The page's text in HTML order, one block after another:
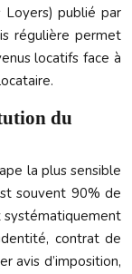
Loyers) publié par
régulière permet
locatifs face à
du
la plus sensible
souvent 90% de
systématiquement
contrat de
avis d’imposition,